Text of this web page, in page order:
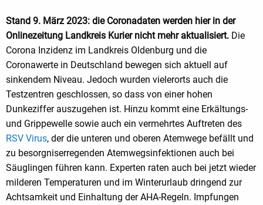
Stand 9. März 2023: die Coronadaten werden hier in der
Onlinezeitung Landkreis Kurier nicht mehr aktualisiert. Die
Corona Inzidenz im Landkreis Oldenburg und die
Coronawerte in Deutschland bewegen sich aktuell auf
sinkendem Niveau. Jedoch wurden vielerorts auch die
Testzentren geschlossen, so dass von einer hohen
Dunkeziffer auszugehen ist. Hinzu kommt eine Erkältungs-
und Grippewelle sowie auch ein vermehrtes Auftreten des
RSV Virus, der die unteren und oberen Atemwege befällt und
zu besorgniserregenden Atemwegsinfektionen auch bei
Säuglingen führen kann. Experten raten auch bei jetzt wieder
milderen Temperaturen und im Winterurlaub dringend zur
Achtsamkeit und Einhaltung der AHA-Regeln. Impfungen